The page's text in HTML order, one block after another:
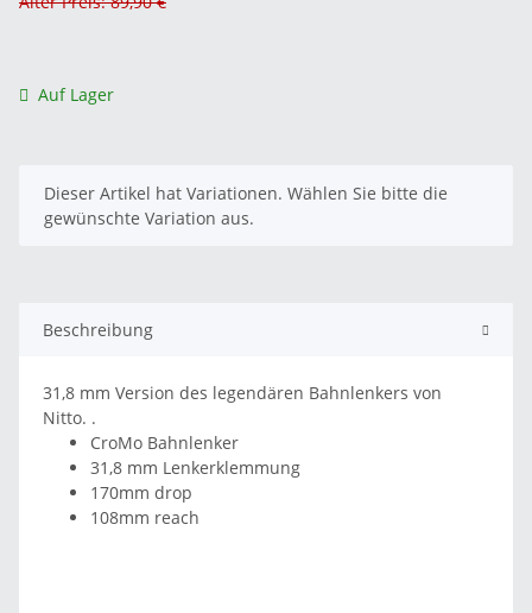
Auf Lager
x
Dieser Artikel hat Variationen. Wählen Sie bitte die
gewünschte Variation aus.
Beschreibung
31,8 mm Version des legendären Bahnlenkers von
Nitto. .
CroMo Bahnlenker
31,8 mm Lenkerklemmung
170mm drop
108mm reach